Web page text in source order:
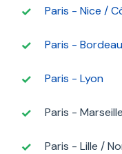
Paris - Nice /
Paris -
Paris - Lyon
Paris -
Paris - Lille /